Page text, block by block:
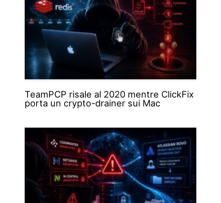
TeamPCP risale al 2020 mentre ClickFix
porta un crypto-drainer sui Mac